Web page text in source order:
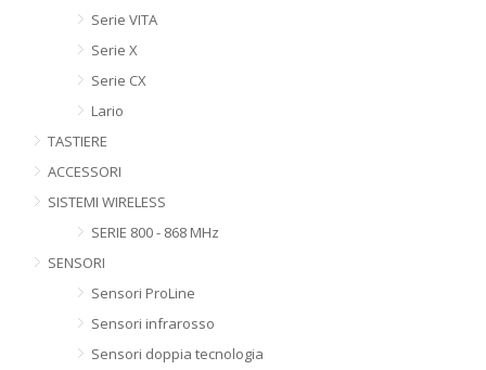
Serie VITA
Serie X
Serie CX
Lario
TASTIERE
ACCESSORI
SISTEMI WIRELESS
SERIE 800 - 868 MHz
SENSORI
Sensori ProLine
Sensori infrarosso
Sensori doppia tecnologia